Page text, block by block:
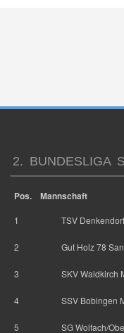
2. BUNDESLIGA
Pos. Mannschaft
1 TSV
2 Gut Holz 78
3 SKV Waldkirch
4 SSV Bobingen
5 SG Wolfach/